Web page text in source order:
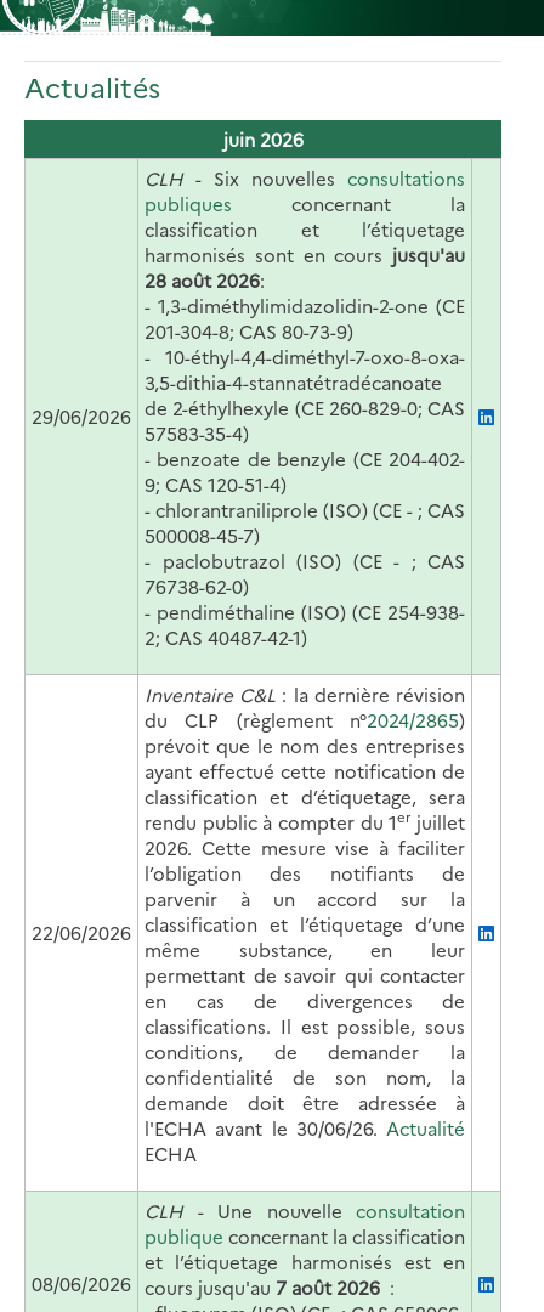
Actualités
juin 2026
29/06/2026
CLH - Six nouvelles consultations
publiques concernant la
classification et l’étiquetage
harmonisés sont en cours jusqu'au
28 août 2026:
- 1,3-diméthylimidazolidin-2-one (CE
201-304-8; CAS 80-73-9)
- 10-éthyl-4,4-diméthyl-7-oxo-8-oxa-
3,5-dithia-4-stannatétradécanoate
de 2-éthylhexyle (CE 260-829-0; CAS
57583-35-4)
- benzoate de benzyle (CE 204-402-
9; CAS 120-51-4)
- chlorantraniliprole (ISO) (CE - ; CAS
500008-45-7)
- paclobutrazol (ISO) (CE - ; CAS
76738-62-0)
- pendiméthaline (ISO) (CE 254-938-
2; CAS 40487-42-1)
22/06/2026
Inventaire C&L : la dernière révision
du CLP (règlement n°2024/2865)
prévoit que le nom des entreprises
ayant effectué cette notification de
classification et d’étiquetage, sera
rendu public à compter du 1er juillet
2026. Cette mesure vise à faciliter
l’obligation des notifiants de
parvenir à un accord sur la
classification et l’étiquetage d’une
même substance, en leur
permettant de savoir qui contacter
en cas de divergences de
classifications. Il est possible, sous
conditions, de demander la
confidentialité de son nom, la
demande doit être adressée à
l'ECHA avant le 30/06/26. Actualité
ECHA
08/06/2026
CLH - Une nouvelle consultation
publique concernant la classification
et l’étiquetage harmonisés est en
cours jusqu'au 7 août 2026 :